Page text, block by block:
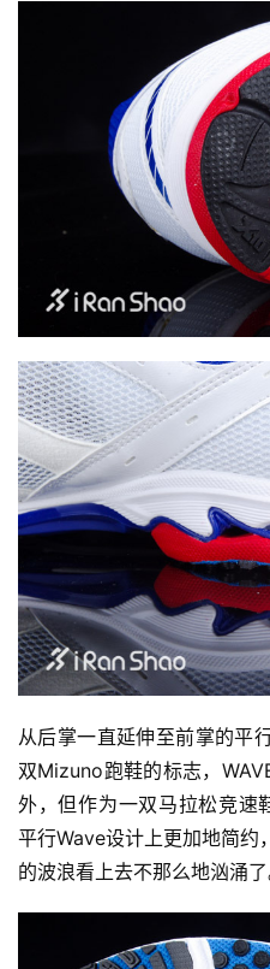
从后掌一直延伸至前掌的平
双Mizuno跑鞋的标志，
外，但作为一双马拉松竞速
平行Wave设计上更加地简约
的波浪看上去不那么地汹涌了